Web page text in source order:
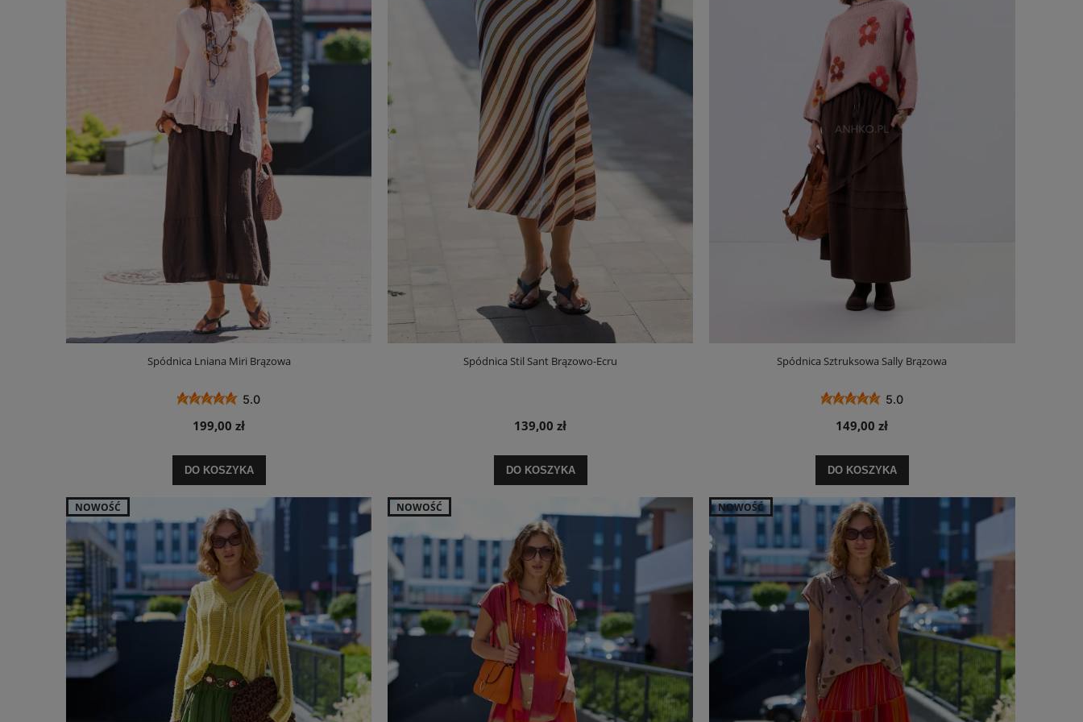
Spódnica Lniana Miri Brązowa
5.0
199,00 zł
DO KOSZYKA
Spódnica Stil Sant Brązowo-Ecru
139,00 zł
DO KOSZYKA
Spódnica Sztruksowa Sally Brązowa
5.0
149,00 zł
DO KOSZYKA
NOWOŚĆ NOWOŚĆ NOWOŚĆ